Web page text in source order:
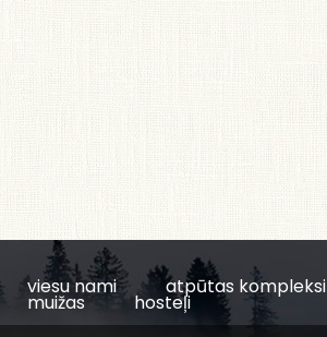
viesu nami atpūtas kompleksi
muižas hosteļi